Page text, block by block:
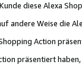
diese Alexa
andere Weise die
Action
präsentiert